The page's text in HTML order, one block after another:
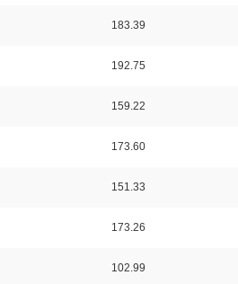
183.39
192.75
159.22
173.60
151.33
173.26
102.99